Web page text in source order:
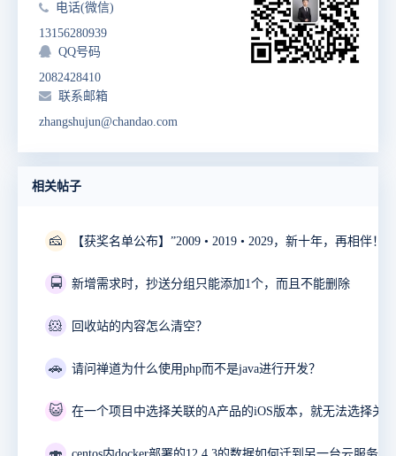
电话(微信)
13156280939
QQ号码
2082428410
联系邮箱
zhangshujun@chandao.com
相关帖子
🧀
🚍 新增需求时，抄送分组只能添加1个，而且不能删除
🐹 回收站的内容怎么清空？
🚗 请问禅道为什么使用php而不是java进行开发？
😺
🍣